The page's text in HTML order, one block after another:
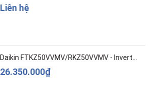
Liên hệ
Daikin FTKZ50VVMV/RKZ50VVMV - Inverter – Cao c...
26.350.000₫